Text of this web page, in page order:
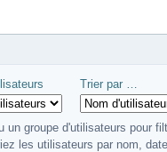
Trier par …
groupe d'utilisateurs pour
les utilisateurs par nom,